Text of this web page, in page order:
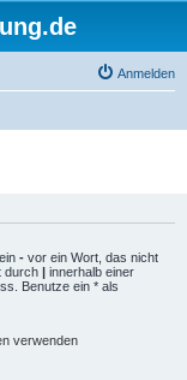
Anmelden
- vor ein Wort, das nicht
durch | innerhalb einer
Benutze ein * als
verwenden